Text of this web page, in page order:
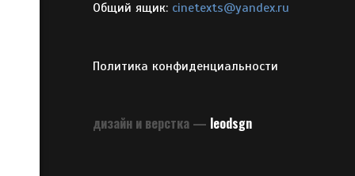
Общий ящик: cinetexts@yandex.ru
Политика конфиденциальности
дизайн и верстка — leodsgn